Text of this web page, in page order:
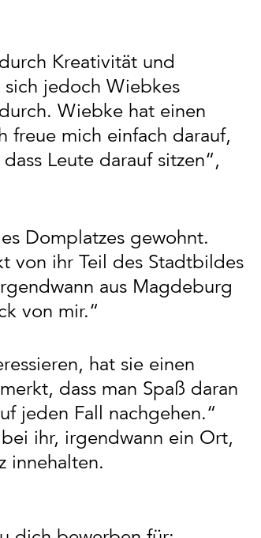
Kreativität und
jedoch Wiebkes
Wiebke hat einen
freue mich einfach darauf,
Leute darauf sitzen“,
Domplatzes gewohnt.
von ihr Teil des Stadtbildes
aus Magdeburg
von mir.“
hat sie einen
dass man Spaß daran
jeden Fall nachgehen.“
ihr, irgendwann ein Ort,
innehalten.